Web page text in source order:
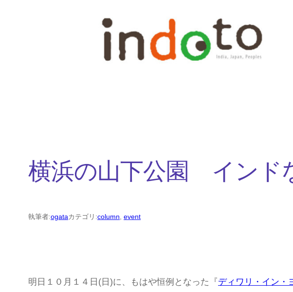
横浜の山下公園 インド
執筆者:ogataカテゴリ:column event
明日１０月１４日(日)に、もはや恒例となった『ディワリ・イン・